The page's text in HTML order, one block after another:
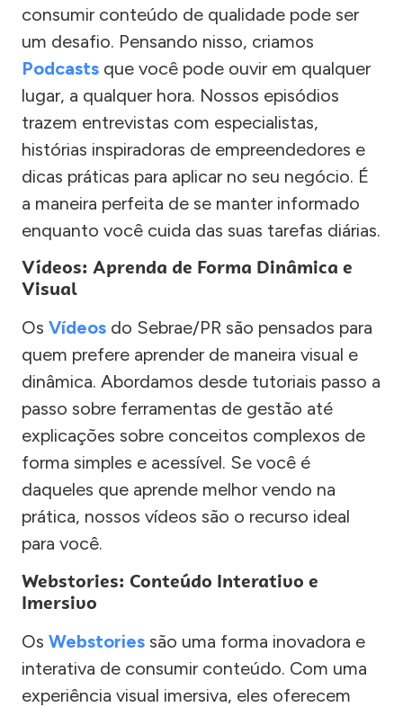
consumir conteúdo de qualidade pode ser
um desafio. Pensando nisso, criamos
Podcasts que você pode ouvir em qualquer
lugar, a qualquer hora. Nossos episódios
trazem entrevistas com especialistas,
histórias inspiradoras de empreendedores e
dicas práticas para aplicar no seu negócio. É
a maneira perfeita de se manter informado
enquanto você cuida das suas tarefas diárias.
Vídeos: Aprenda de Forma Dinâmica e
Visual
Os Vídeos do Sebrae/PR são pensados para
quem prefere aprender de maneira visual e
dinâmica. Abordamos desde tutoriais passo a
passo sobre ferramentas de gestão até
explicações sobre conceitos complexos de
forma simples e acessível. Se você é
daqueles que aprende melhor vendo na
prática, nossos vídeos são o recurso ideal
para você.
Webstories: Conteúdo Interativo e
Imersivo
Os Webstories são uma forma inovadora e
interativa de consumir conteúdo. Com uma
experiência visual imersiva, eles oferecem